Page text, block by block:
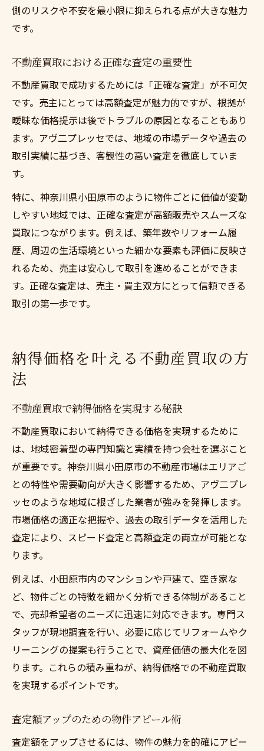
側のリスクや不安を最小限に抑えられる点が大きな魅力
です。
不動産買取における正確な査定の重要性
不動産買取で成功するためには「正確な査定」が不可欠
です。売主にとっては高額査定が魅力的ですが、根拠が
曖昧な価格提示は後でトラブルの原因となることもあり
ます。アヴ二プレッセでは、地域の市場データや過去の
取引実績に基づき、客観性の高い査定を徹底していま
す。
特に、神奈川県小田原市のように物件ごとに価値が変動
しやすい地域では、正確な査定が高額販売やスムーズな
買取につながります。例えば、築年数やリフォーム履
歴、周辺の生活環境といった細かな要素も評価に反映さ
れるため、売主は安心して取引を進めることができま
す。正確な査定は、売主・買主双方にとって信頼できる
取引の第一歩です。
納得価格を叶える不動産買取の方
法
不動産買取で納得価格を実現する秘訣
不動産買取において納得できる価格を実現するために
は、地域密着型の専門知識と実績を持つ会社を選ぶこと
が重要です。神奈川県小田原市の不動産市場はエリアご
との特性や需要動向が大きく影響するため、アヴ二プレ
ッセのような地域に根ざした業者が強みを発揮します。
市場価格の適正な把握や、過去の取引データを活用した
査定により、スピード査定と高額査定の両立が可能とな
ります。
例えば、小田原市内のマンションや戸建て、空き家な
ど、物件ごとの特徴を細かく分析できる体制があること
で、売却希望者のニーズに迅速に対応できます。専門ス
タッフが現地調査を行い、必要に応じてリフォームやク
リーニングの提案も行うことで、資産価値の最大化を図
ります。これらの積み重ねが、納得価格での不動産買取
を実現するポイントです。
査定額アップのための物件アピール術
査定額をアップさせるには、物件の魅力を的確にアピー